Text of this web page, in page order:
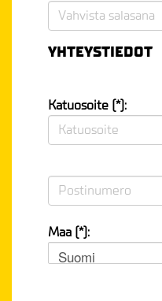
YHTEYSTIEDOT
Katuosoite (*):
Maa (*):
Suomi